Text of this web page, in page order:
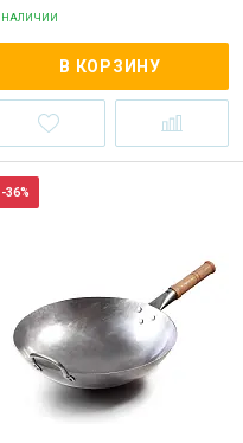
НАЛИЧИИ
В КОРЗИНУ
-36%